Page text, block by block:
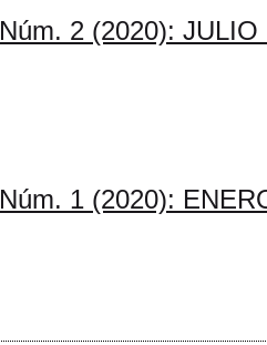
Núm. 2 (2020):
Núm. 1 (2020):